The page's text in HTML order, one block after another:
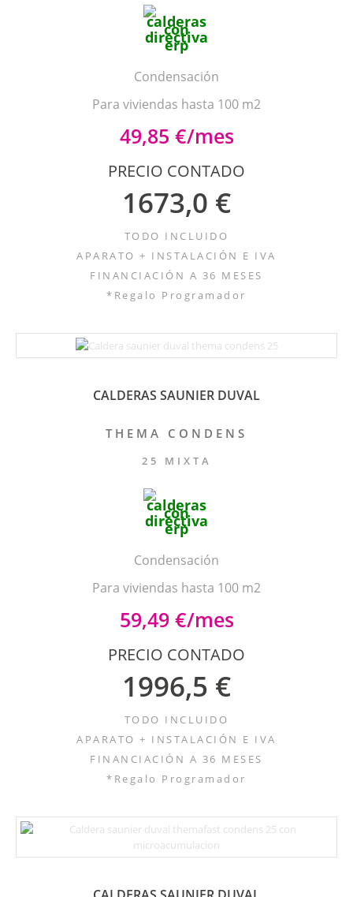
Condensación
Para viviendas hasta 100 m2
49,85 €/mes
PRECIO CONTADO
1673,0 €
TODO INCLUIDO
APARATO + INSTALACIÓN E IVA
FINANCIACIÓN A 36 MESES
*Regalo Programador
CALDERAS SAUNIER DUVAL
THEMA CONDENS
25 MIXTA
Condensación
Para viviendas hasta 100 m2
59,49 €/mes
PRECIO CONTADO
1996,5 €
TODO INCLUIDO
APARATO + INSTALACIÓN E IVA
FINANCIACIÓN A 36 MESES
*Regalo Programador